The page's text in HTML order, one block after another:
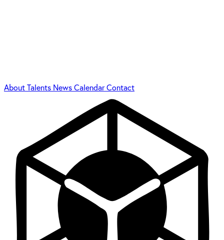
AboutTalents NewsCalendarContact